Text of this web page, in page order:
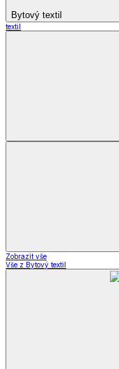
Bytový textil
textil
Zobrazit vše
Vše z Bytový textil